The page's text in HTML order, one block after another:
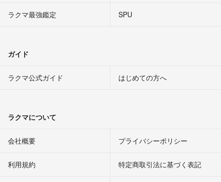
ラクマ最強鑑定
SPU
ガイド
ラクマ公式ガイド はじめての方へ
ラクマについて
会社概要 プライバシーポリシー
利用規約 特定商取引法に基づく表記